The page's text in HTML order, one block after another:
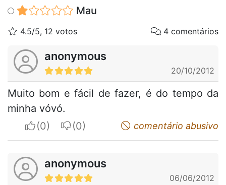
Mau
4.5/5, 12 votos 4 comentários
anonymous
20/10/2012
Muito bom e fácil de fazer, é do tempo da
minha vóvó.
I apreciateI do not appreciatecomentário abusivo
anonymous
06/06/2012